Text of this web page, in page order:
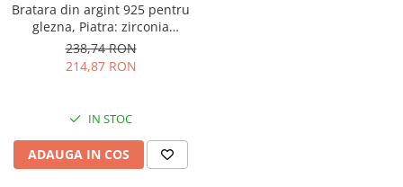
Bratara din argint 925 pentru
glezna, Piatra: zirconia
fatetata si cubic zirconia,
Sonis Silver
238,74 RON
214,87 RON
IN STOC
ADAUGA IN COS